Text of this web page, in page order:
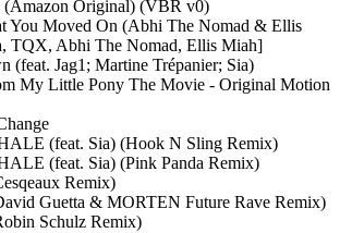
(Amazon Original) (VBR v0)
You Moved On (Abhi The Nomad & Ellis
TQX, Abhi The Nomad, Ellis Miah]
(feat. Jag1; Martine Trépanier; Sia)
My Little Pony The Movie - Original Motion
(feat. Sia) (Hook N Sling Remix)
(feat. Sia) (Pink Panda Remix)
Remix)
Guetta & MORTEN Future Rave Remix)
Schulz Remix)